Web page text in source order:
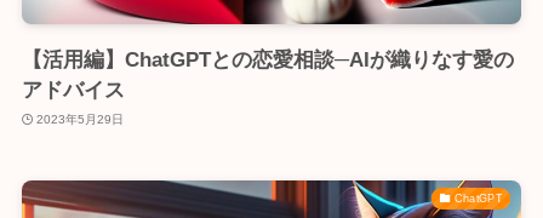
【活用編】ChatGPTとの恋愛相談─AIが織りなす愛の
アドバイス
2023年5月29日
ChatGPT